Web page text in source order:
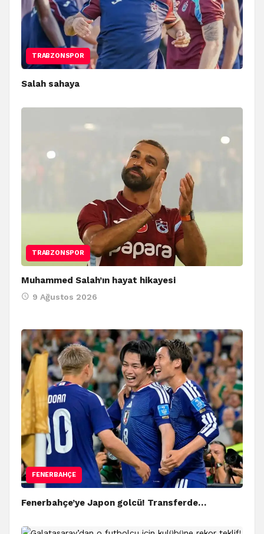
TRABZONSPOR
Salah sahaya
TRABZONSPOR
Muhammed Salah’ın hayat hikayesi
9 Ağustos 2026
FENERBAHÇE
Fenerbahçe’ye Japon golcü! Transferde…